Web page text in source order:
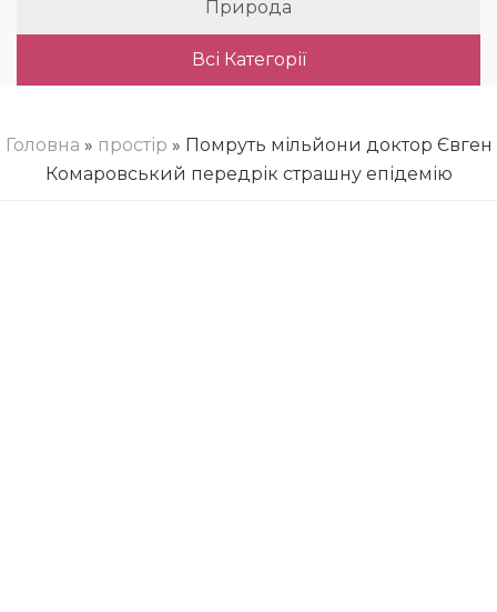
Природа
Всі Категорії
Головна » простір » Помруть мільйони доктор Євген
Комаровський передрік страшну епідемію